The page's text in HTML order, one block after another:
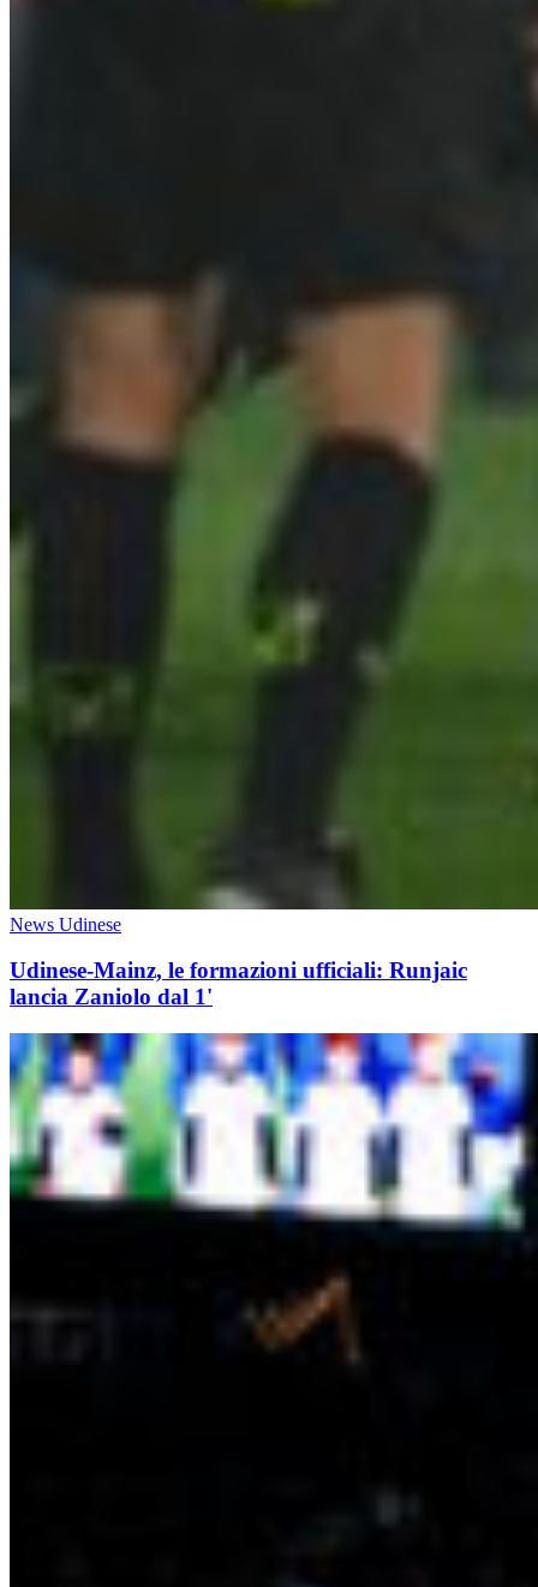
News Udinese
Udinese-Mainz, le formazioni ufficiali: Runjaic
lancia Zaniolo dal 1'